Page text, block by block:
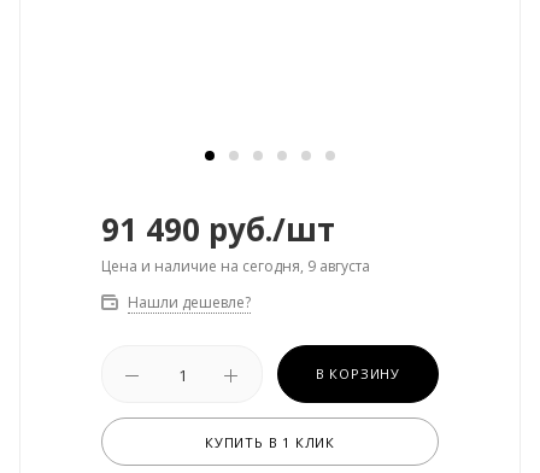
91 490 руб./шт
Цена и наличие на сегодня, 9 августа
Нашли дешевле?
В КОРЗИНУ
КУПИТЬ В 1 КЛИК